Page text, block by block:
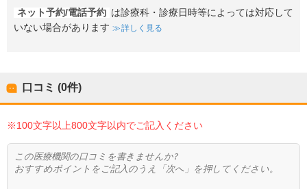
ネット予約/電話予約 は診療科・診療日時等によっては対応して
いない場合があります
詳しく見る
口コミ (0件)
※100文字以上800文字以内でご記入ください